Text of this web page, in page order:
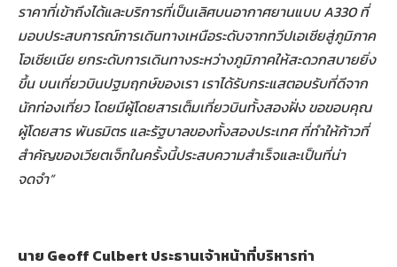
ราคาที่เข้าถึงได้และบริการที่เป็นเลิศบนอากาศยานแบบ A330 ที่
มอบประสบการณ์การเดินทางเหนือระดับจากทวีปเอเชียสู่ภูมิภาค
โอเชียเนีย ยกระดับการเดินทางระหว่างภูมิภาคให้สะดวกสบายยิ่ง
ขึ้น บนเที่ยวบินปฐมฤกษ์ของเรา เราได้รับกระแสตอบรับที่ดีจาก
นักท่องเที่ยว โดยมีผู้โดยสารเต็มเที่ยวบินทั้งสองฝั่ง ขอขอบคุณ
ผู้โดยสาร พันธมิตร และรัฐบาลของทั้งสองประเทศ ที่ทำให้ก้าวที่
สำคัญของเวียตเจ็ทในครั้งนี้ประสบความสำเร็จและเป็นที่น่า
จดจำ”
นาย Geoff Culbert ประธานเจ้าหน้าที่บริหารท่า